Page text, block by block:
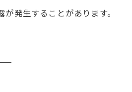
発生することがあります。